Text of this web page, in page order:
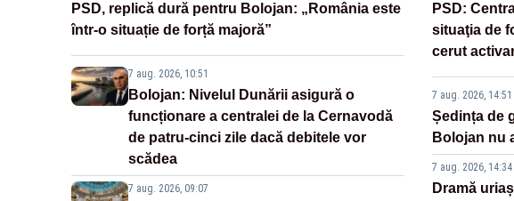
PSD, replică dură pentru Bolojan: „România este
într-o situație de forță majoră”
7 aug. 2026, 10:51
Bolojan: Nivelul Dunării asigură o
funcționare a centralei de la Cernavodă
de patru-cinci zile dacă debitele vor
scădea
7 aug. 2026, 09:07
PSD:
situaţia de
cerut
7 aug. 2026, 14:51
Ședința de
Bolojan nu
7 aug. 2026, 14:34
Dramă